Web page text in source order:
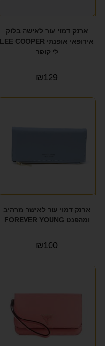
ארנק דמוי עור לאישה בלוק
אירופאי אופנתי LEE COOPER
לי קופר
₪129
ארנק דמוי עור לאישה מרהיב
ומהפנט FOREVER YOUNG
₪100